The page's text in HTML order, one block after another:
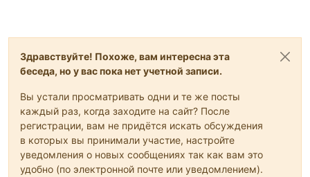
Здравствуйте! Похоже, вам интересна эта
беседа, но у вас пока нет учетной записи.
Вы устали просматривать одни и те же посты
каждый раз, когда заходите на сайт? После
регистрации, вам не придётся искать обсуждения
в которых вы принимали участие, настройте
уведомления о новых сообщениях так как вам это
удобно (по электронной почте или уведомлением).